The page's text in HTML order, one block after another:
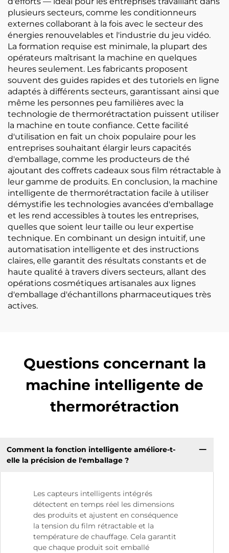
plusieurs secteurs, comme les conditionneurs
externes collaborant à la fois avec le secteur des
énergies renouvelables et l'industrie du jeu vidéo.
La formation requise est minimale, la plupart des
opérateurs maîtrisant la machine en quelques
heures seulement. Les fabricants proposent
souvent des guides rapides et des tutoriels en ligne
adaptés à différents secteurs, garantissant ainsi que
même les personnes peu familières avec la
technologie de thermorétractation puissent utiliser
la machine en toute confiance. Cette facilité
d'utilisation en fait un choix populaire pour les
entreprises souhaitant élargir leurs capacités
d'emballage, comme les producteurs de thé
ajoutant des coffrets cadeaux sous film rétractable à
leur gamme de produits. En conclusion, la machine
intelligente de thermorétractation facile à utiliser
démystifie les technologies avancées d'emballage
et les rend accessibles à toutes les entreprises,
quelles que soient leur taille ou leur expertise
technique. En combinant un design intuitif, une
automatisation intelligente et des instructions
claires, elle garantit des résultats constants et de
haute qualité à travers divers secteurs, allant des
opérations cosmétiques artisanales aux lignes
d'emballage d'échantillons pharmaceutiques très
actives.
Questions concernant la
machine intelligente de
thermorétraction
Comment la fonction intelligente améliore-t-
elle la précision de l'emballage ?
Les capteurs intelligents intégrés
détectent en temps réel les dimensions
des produits et ajustent en conséquence
la tension du film rétractable et la
température de chauffage. Cela garantit
que chaque produit soit emballé